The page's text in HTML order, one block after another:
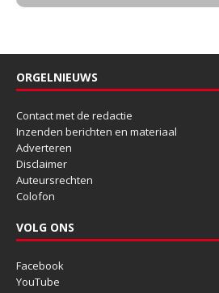
ORGELNIEUWS
Contact met de redactie
Inzenden berichten en materiaal
Adverteren
Disclaimer
Auteursrechten
Colofon
VOLG ONS
Facebook
YouTube